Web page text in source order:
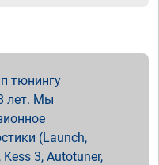
тюнингу
лет. Мы
(Launch,
3, Autotuner,